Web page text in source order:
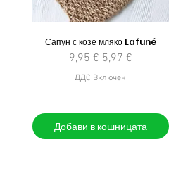
Сапун с козе мляко Lafuné
Редовна цена
9,95 € Продажна цена
5,97 €
ДДС Включен
Добави в кошницата